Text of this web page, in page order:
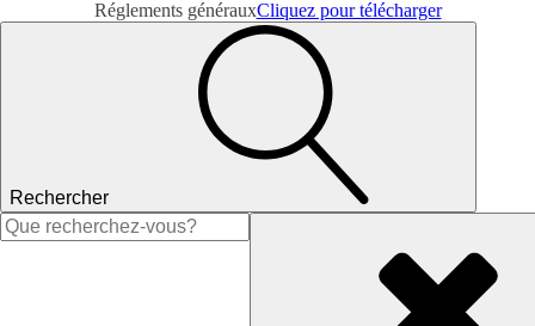
Réglements générauxCliquez pour télécharger
Rechercher
Rechercher :